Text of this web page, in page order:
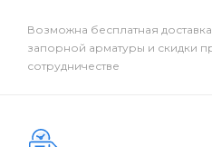
Возможна бесплатная
запорной арматуры и скидки
сотрудничестве